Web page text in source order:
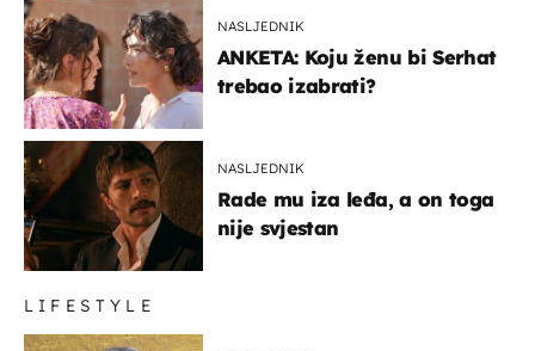
NASLJEDNIK
ANKETA: Koju ženu bi Serhat
trebao izabrati?
NASLJEDNIK
Rade mu iza leđa, a on toga
nije svjestan
LIFESTYLE